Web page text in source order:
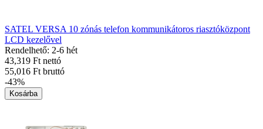
SATEL VERSA 10 zónás telefon kommunikátoros riasztóközpont
LCD kezelővel
Rendelhető: 2-6 hét
43,319 Ft nettó
55,016 Ft bruttó
-43%
Kosárba